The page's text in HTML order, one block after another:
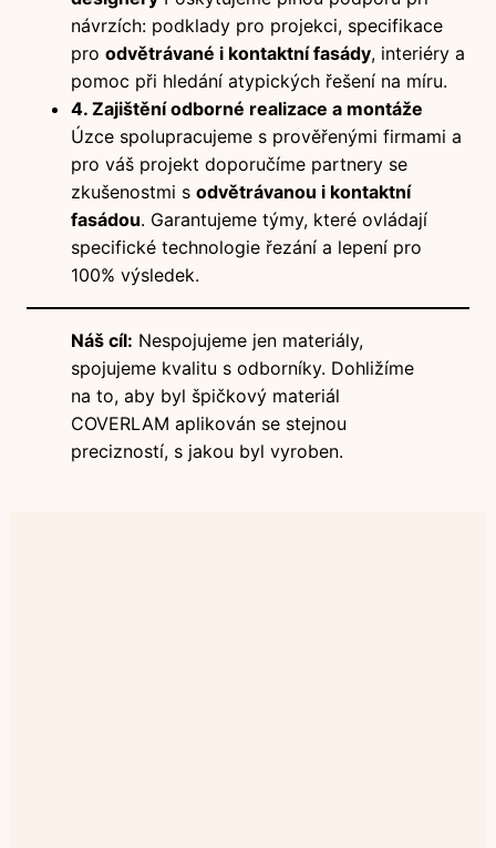
návrzích: podklady pro projekci, specifikace
pro odvětrávané i kontaktní fasády, interiéry a
pomoc při hledání atypických řešení na míru.
4. Zajištění odborné realizace a montáže
Úzce spolupracujeme s prověřenými firmami a
pro váš projekt doporučíme partnery se
zkušenostmi s odvětrávanou i kontaktní
fasádou. Garantujeme týmy, které ovládají
specifické technologie řezání a lepení pro
100% výsledek.
Náš cíl: Nespojujeme jen materiály,
spojujeme kvalitu s odborníky. Dohližíme
na to, aby byl špičkový materiál
COVERLAM aplikován se stejnou
precizností, s jakou byl vyroben.